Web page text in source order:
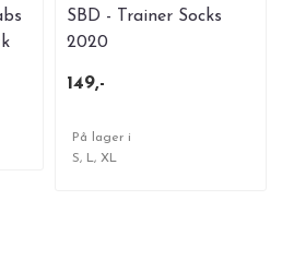
SBD - Trainer Socks
2020
149,-
På lager i
S, L, XL